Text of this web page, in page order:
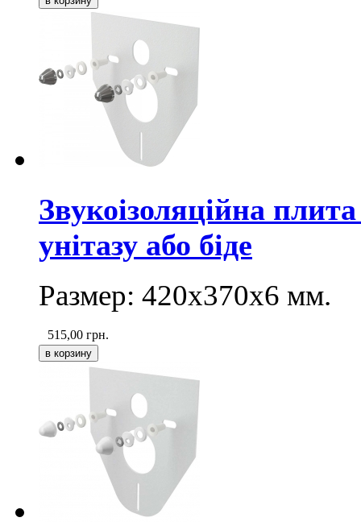
Звукоізоляційна
унітазу або біде
Размер: 420х370х6 мм.
515,00 грн.